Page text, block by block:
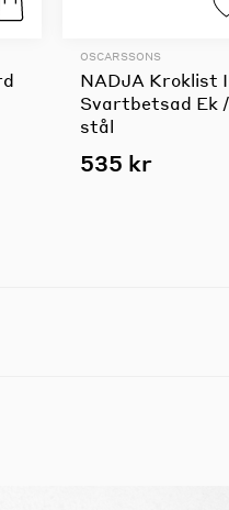
OSCARSSONS
NADJA Kroklist
Svartbetsad Ek
stål
535 kr